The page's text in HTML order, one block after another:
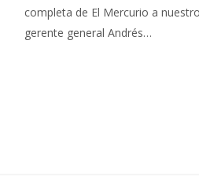
completa de El Mercurio a nuestro
gerente general Andrés…